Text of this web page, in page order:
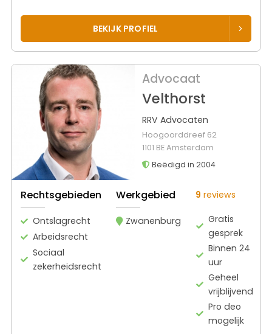
BEKIJK PROFIEL
Advocaat
Velthorst
RRV Advocaten
Hoogoorddreef 62
1101 BE Amsterdam
Beëdigd in 2004
Rechtsgebieden
Ontslagrecht
Arbeidsrecht
Sociaal
zekerheidsrecht
Werkgebied
Zwanenburg
9 reviews
Gratis
gesprek
Binnen 24
uur
Geheel
vrijblijvend
Pro deo
mogelijk